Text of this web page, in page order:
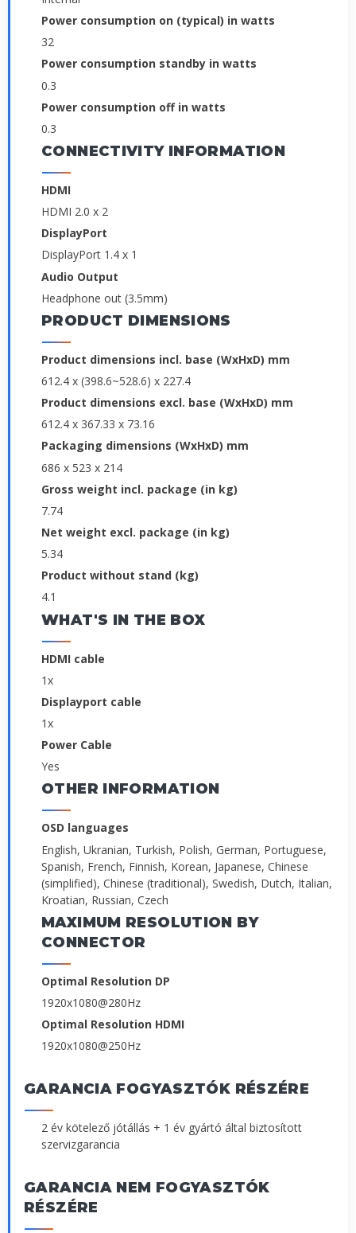
Power consumption on (typical) in watts
32
Power consumption standby in watts
0.3
Power consumption off in watts
0.3
CONNECTIVITY INFORMATION
HDMI
HDMI 2.0 x 2
DisplayPort
DisplayPort 1.4 x 1
Audio Output
Headphone out (3.5mm)
PRODUCT DIMENSIONS
Product dimensions incl. base (WxHxD) mm
612.4 x (398.6~528.6) x 227.4
Product dimensions excl. base (WxHxD) mm
612.4 x 367.33 x 73.16
Packaging dimensions (WxHxD) mm
686 x 523 x 214
Gross weight incl. package (in kg)
7.74
Net weight excl. package (in kg)
5.34
Product without stand (kg)
4.1
WHAT'S IN THE BOX
HDMI cable
1x
Displayport cable
1x
Power Cable
Yes
OTHER INFORMATION
OSD languages
English, Ukranian, Turkish, Polish, German, Portuguese,
Spanish, French, Finnish, Korean, Japanese, Chinese
(simplified), Chinese (traditional), Swedish, Dutch, Italian,
Kroatian, Russian, Czech
MAXIMUM RESOLUTION BY
CONNECTOR
Optimal Resolution DP
1920x1080@280Hz
Optimal Resolution HDMI
1920x1080@250Hz
GARANCIA FOGYASZTÓK RÉSZÉRE
2 év kötelező jótállás + 1 év gyártó által biztosított
szervizgarancia
GARANCIA NEM FOGYASZTÓK
RÉSZÉRE